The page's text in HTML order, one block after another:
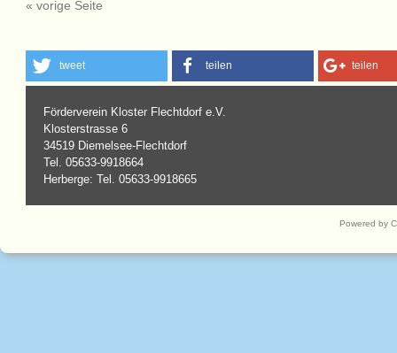
« vorige Seite
tweet teilen teilen
Förderverein Kloster Flechtdorf e.V.
Klosterstrasse 6
34519 Diemelsee-Flechtdorf
Tel. 05633-9918664
Herberge: Tel. 05633-9918665
Powered by